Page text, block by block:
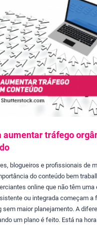
aumentar tráfego
blogueiros e profissionais de
do conteúdo bem
online que não têm uma
ou integrada começam a
sem maior planejamento. A
um plano é feito. Está na